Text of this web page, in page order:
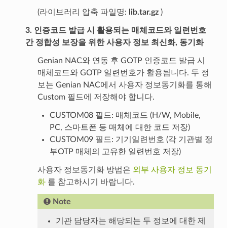
(라이브러리 압축 파일명: lib.tar.gz)
3. 인증코드 발급 시 활용되는 매체코드와 일련번호
간 정합성 보장을 위한 사용자 정보 최신화, 동기화
Genian NAC와 연동 후 GOTP 인증코드 발급 시
매체코드와 GOTP 일련번호가 활용됩니다. 두 정
보는 Genian NAC에서 사용자 정보동기화를 통해
Custom 필드에 저장해야 합니다.
CUSTOM08 필드: 매체코드 (H/W, Mobile,
PC, 스마트폰 등 매체에 대한 코드 저장)
CUSTOM09 필드: 기기일련번호 (각 기관별 정
부OTP 매체의 고유한 일련번호 저장)
사용자 정보동기화 방법은 외부 사용자 정보 동기
화를 참고하시기 바랍니다.
Note
기관 담당자는 해당되는 두 정보에 대한 제